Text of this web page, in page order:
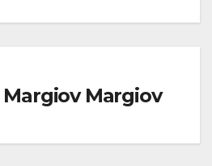
Margiov Margiov